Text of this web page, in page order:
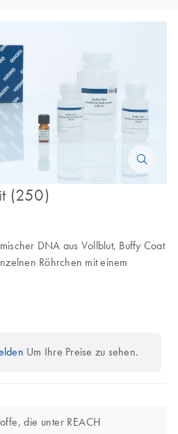
(250)
DNA aus Vollblut, Buffy Coat
Röhrchen mit einem
Um Ihre Preise zu sehen.
die unter REACH